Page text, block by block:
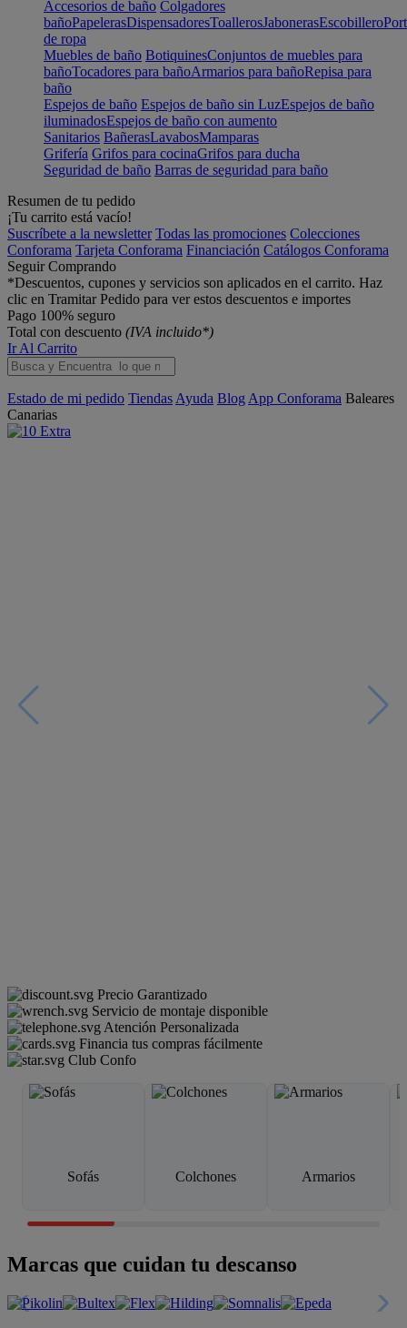
Accesorios de baño Colgadores
bañoPapelerasDispensadoresToallerosJabonerasEscobillero
de ropa
Muebles de baño BotiquinesConjuntos de muebles para
bañoTocadores para bañoArmarios para bañoRepisa para
baño
Espejos de baño Espejos de baño sin LuzEspejos de baño
iluminadosEspejos de baño con aumento
Sanitarios BañerasLavabosMamparas
Grifería Grifos para cocinaGrifos para ducha
Seguridad de baño Barras de seguridad para baño
Resumen de tu pedido
¡Tu carrito está vacío!
Suscríbete a la newsletter Todas las promociones Colecciones
Conforama Tarjeta Conforama Financiación Catálogos Conforama
Seguir Comprando
*Descuentos, cupones y servicios son aplicados en el carrito. Haz
clic en Tramitar Pedido para ver estos descuentos e importes
Pago 100% seguro
Total con descuento (IVA incluido*)
Ir Al Carrito
Estado de mi pedido Tiendas Ayuda Blog App Conforama Baleares
Canarias
Precio Garantizado
Servicio de montaje disponible
Atención Personalizada
Financia tus compras fácilmente
Club Confo
Sofás Colchones Armarios
Marcas que cuidan tu descanso